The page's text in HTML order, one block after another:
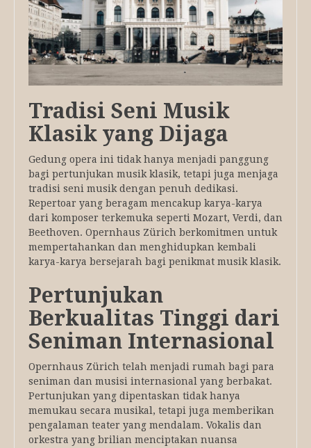
Tradisi Seni Musik
Klasik yang Dijaga
Gedung opera ini tidak hanya menjadi panggung
bagi pertunjukan musik klasik, tetapi juga menjaga
tradisi seni musik dengan penuh dedikasi.
Repertoar yang beragam mencakup karya-karya
dari komposer terkemuka seperti Mozart, Verdi, dan
Beethoven. Opernhaus Zürich berkomitmen untuk
mempertahankan dan menghidupkan kembali
karya-karya bersejarah bagi penikmat musik klasik.
Pertunjukan
Berkualitas Tinggi dari
Seniman Internasional
Opernhaus Zürich telah menjadi rumah bagi para
seniman dan musisi internasional yang berbakat.
Pertunjukan yang dipentaskan tidak hanya
memukau secara musikal, tetapi juga memberikan
pengalaman teater yang mendalam. Vokalis dan
orkestra yang brilian menciptakan nuansa